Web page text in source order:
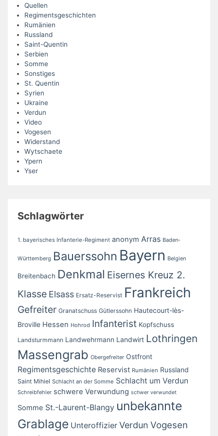
Quellen
Regimentsgeschichten
Rumänien
Russland
Saint-Quentin
Serbien
Somme
Sonstiges
St. Quentin
Syrien
Ukraine
Verdun
Video
Vogesen
Widerstand
Wytschaete
Ypern
Yser
Schlagwörter
1. bayerisches Infanterie-Regiment anonym Arras Baden-
Württemberg Bauerssohn Bayern Belgien
Breitenbach Denkmal Eisernes Kreuz 2.
Klasse Elsass Ersatz-Reservist Frankreich
Gefreiter Granatschuss Gütlerssohn Hautecourt-lès-
Broville Hessen Hohrod Infanterist Kopfschuss
Landsturmmann Landwehrmann Landwirt Lothringen
Massengrab Obergefreiter Ostfront
Regimentsgeschichte Reservist Rumänien Russland
Saint Mihiel Schlacht an der Somme Schlacht um Verdun
Schreibfehler schwere Verwundung schwer verwundet
Somme St.-Laurent-Blangy unbekannte
Grablage Unteroffizier Verdun Vogesen